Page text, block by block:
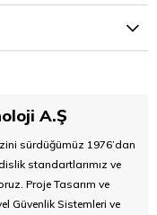
A.Ş
sürdüğümüz 1976’dan
standartlarımız ve
Proje Tasarım ve
Güvenlik Sistemleri ve